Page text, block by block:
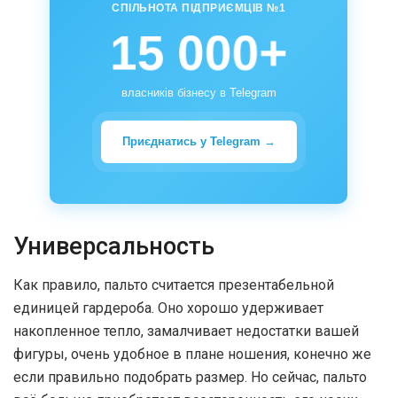
СПІЛЬНОТА ПІДПРИЄМЦІВ №1
15 000+
власників бізнесу в Telegram
Приєднатись у Telegram →
Универсальность
Как правило, пальто считается презентабельной
единицей гардероба. Оно хорошо удерживает
накопленное тепло, замалчивает недостатки вашей
фигуры, очень удобное в плане ношения, конечно же
если правильно подобрать размер. Но сейчас, пальто